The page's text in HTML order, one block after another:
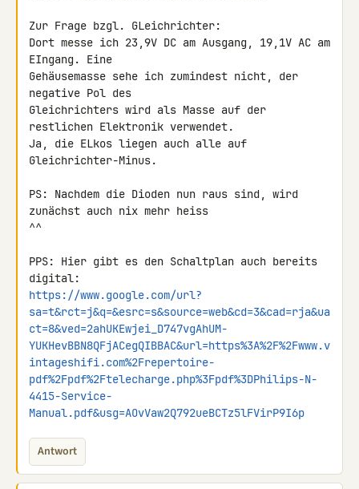
Zur Frage bzgl. GLeichrichter:
Dort messe ich 23,9V DC am Ausgang, 19,1V AC am
EIngang. Eine
Gehäusemasse sehe ich zumindest nicht, der
negative Pol des
Gleichrichters wird als Masse auf der
restlichen Elektronik verwendet.
Ja, die ELkos liegen auch alle auf
Gleichrichter-Minus.
PS: Nachdem die Dioden nun raus sind, wird
zunächst auch nix mehr heiss
^^
PPS: Hier gibt es den Schaltplan auch bereits
https://www.google.com/url?
sa=t&rct=j&q=&esrc=s&source=web&cd=3&cad=rja&ua
ct=8&ved=2ahUKEwjei_D747vgAhUM-
YUKHevBBN8QFjACegQIBBAC&url=https%3A%2F%2Fwww.v
intageshifi.com%2Frepertoire-
pdf%2Fpdf%2Ftelecharge.php%3Fpdf%3DPhilips-N-
4415-Service-
Manual.pdf&usg=AOvVaw2Q792ueBCTz5lFVirP9I6p
Antwort